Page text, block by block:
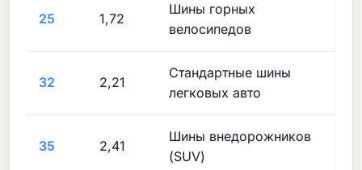
25 1,72
Шины горных
велосипедов
32 2,21
Стандартные шины
легковых авто
35 2,41
Шины внедорожников
(SUV)